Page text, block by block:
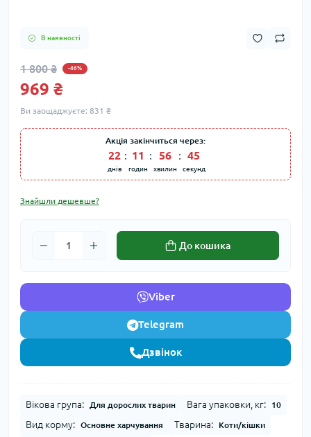
В наявності
1 800 ₴ -46%
969 ₴
Ви заощаджуєте: 831 ₴
Акція закінчиться через:
22
днів
: 11
годин
: 56
хвилин
: 45
секунд
Знайшли дешевше?
До кошика
Viber
Telegram
Дзвінок
Вікова група: Для дорослих тварин Вага упаковки, кг: 10
Вид корму: Основне харчування Тварина: Коти/кішки